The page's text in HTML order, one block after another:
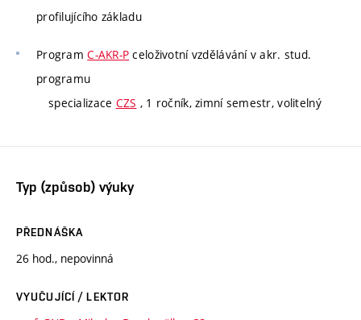
profilujícího základu
ProgramC-AKR-P celoživotní vzdělávání v akr. stud.
programu
specializace CZS , 1 ročník, zimní semestr, volitelný
Typ (způsob) výuky
PŘEDNÁŠKA
26 hod., nepovinná
VYUČUJÍCÍ / LEKTOR